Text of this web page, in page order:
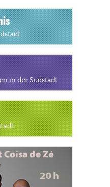
in der Südstadt